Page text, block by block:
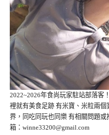
2022~2026年食尚玩家駐站部落客
裡就有美食足跡 有米寶、米粒兩
界，同吃同玩也同樂 有相關問題
箱： winne33200@gmail.com